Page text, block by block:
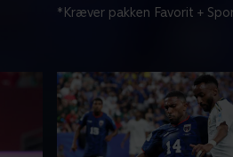
*Kræver pakken Favorit +